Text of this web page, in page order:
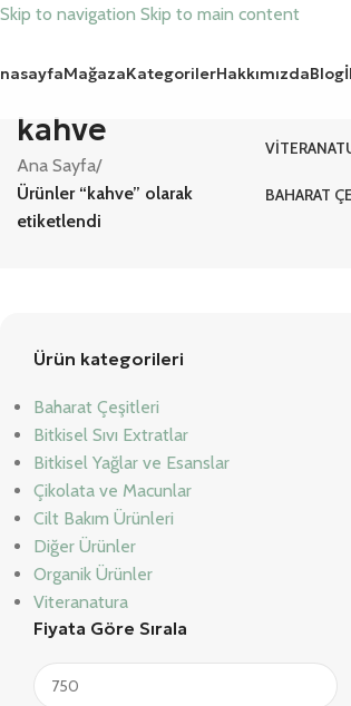
Skip to navigation Skip to main content
MağazaKategorilerHakkımızdaBlog
kahve
Ana Sayfa/
Ürünler “kahve” olarak
etiketlendi
BAHARAT
Ürün kategorileri
Baharat Çeşitleri
Bitkisel Sıvı Extratlar
Bitkisel Yağlar ve Esanslar
Çikolata ve Macunlar
Cilt Bakım Ürünleri
Diğer Ürünler
Organik Ürünler
Viteranatura
Fiyata Göre Sırala